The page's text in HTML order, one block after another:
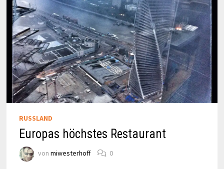
RUSSLAND
Europas höchstes Restaurant
von miwesterhoff 0